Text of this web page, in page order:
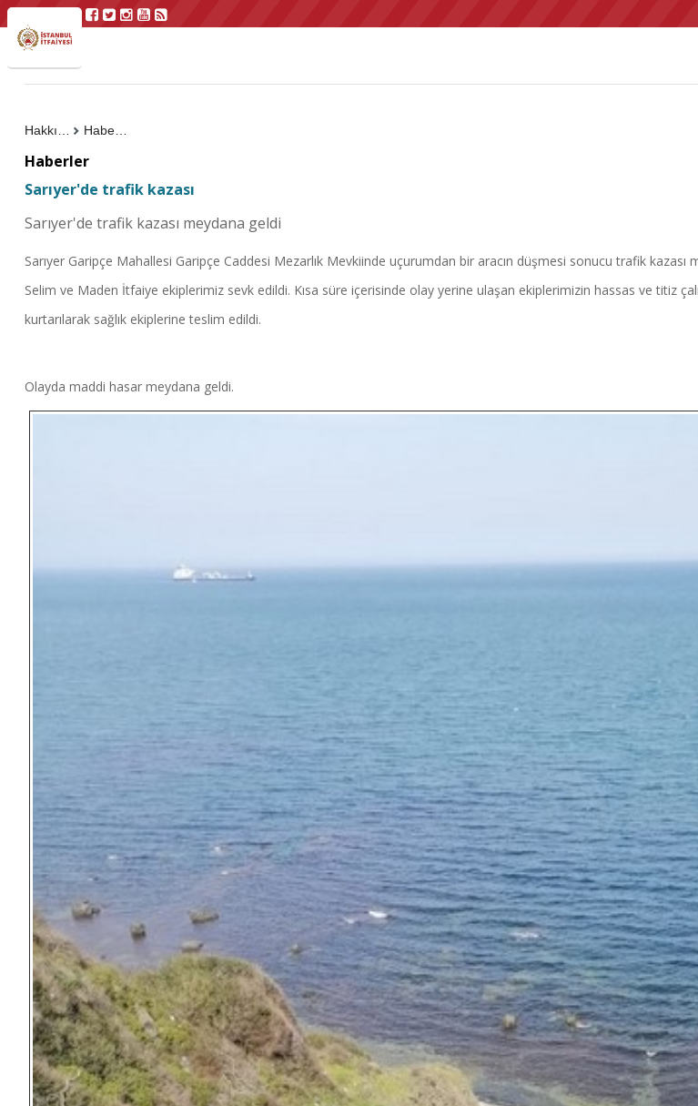
Haberler
Haberler
Sarıyer'de trafik kazası
Sarıyer'de trafik kazası meydana geldi
Sarıyer Garipçe Mahallesi Garipçe Caddesi Mezarlık Mevkiinde uçurumdan bir aracın düşmesi sonucu trafik
Selim ve Maden İtfaiye ekiplerimiz sevk edildi. Kısa süre içerisinde olay yerine ulaşan ekiplerimizin hassas ve titiz
kurtarılarak sağlık ekiplerine teslim edildi.
Olayda maddi hasar meydana geldi.